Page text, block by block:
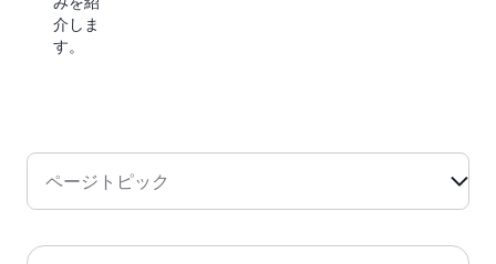
介しま
す。
ページトピック